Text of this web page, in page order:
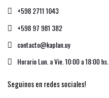
+598 2711 1043
+598 97 981 382
contacto@kaplan.uy
Horario Lun. a Vie. 10:00 a 18:00 hs.
Seguinos en redes sociales!